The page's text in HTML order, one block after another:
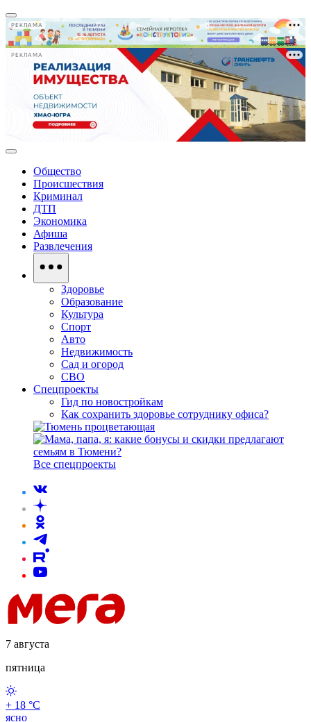
РЕКЛАМА
РЕКЛАМА
Общество
Происшествия
Криминал
ДТП
Экономика
Афиша
Развлечения
Здоровье
Образование
Культура
Спорт
Авто
Недвижимость
Сад и огород
СВО
Спецпроекты
Гид по новостройкам
Как сохранить здоровье сотруднику офиса?
Все спецпроекты
7 августа
пятница
+ 18 °С
ясно